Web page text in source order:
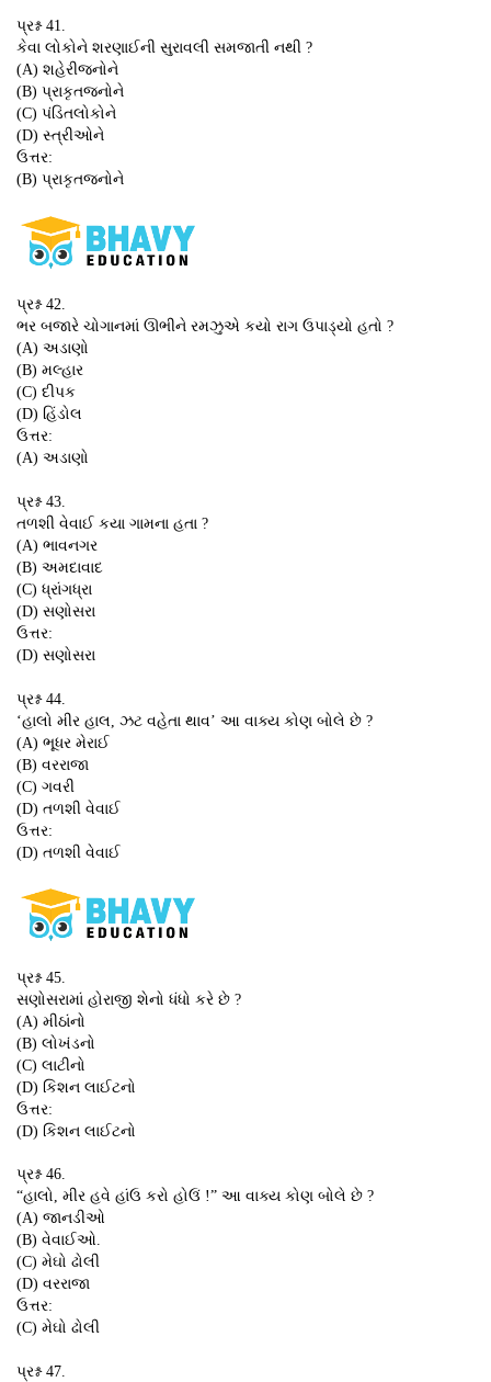
પ્રશ્ન 41.
કેવા લોકોને શરણાઈની સુરાવલી સમજાતી નથી ?
(A) શહેરીજનોને
(B) પ્રાકૃતજનોને
(C) પંડિતલોકોને
(D) સ્ત્રીઓને
ઉત્તર:
(B) પ્રાકૃતજનોને
પ્રશ્ન 42.
ભર બજારે ચોગાનમાં ઊભીને રમઝુએ કયો રાગ ઉપાડ્યો હતો ?
(A) અડાણો
(B) મલ્હાર
(C) દીપક
(D) હિંડોલ
ઉત્તર:
(A) અડાણો
પ્રશ્ન 43.
તળશી વેવાઈ કયા ગામના હતા ?
(A) ભાવનગર
(B) અમદાવાદ
(C) ધ્રાંગધ્રા
(D) સણોસરા
ઉત્તર:
(D) સણોસરા
પ્રશ્ન 44.
‘હાલો મીર હાલ, ઝટ વહેતા થાવ’ આ વાક્ય કોણ બોલે છે ?
(A) ભૂધર મેરાઈ
(B) વરરાજા
(C) ગવરી
(D) તળશી વેવાઈ
ઉત્તર:
(D) તળશી વેવાઈ
પ્રશ્ન 45.
સણોસરામાં હોરાજી શેનો ધંધો કરે છે ?
(A) મીઠાંનો
(B) લોખંડનો
(C) લાટીનો
(D) કિશન લાઈટનો
ઉત્તર:
(D) કિશન લાઈટનો
પ્રશ્ન 46.
“હાલો, મીર હવે હાંઉ કરો હોઉં !” આ વાક્ય કોણ બોલે છે ?
(A) જાનડીઓ
(B) વેવાઈઓ.
(C) મેઘો ઢોલી
(D) વરરાજા
ઉત્તર:
(C) મેઘો ઢોલી
પ્રશ્ન 47.